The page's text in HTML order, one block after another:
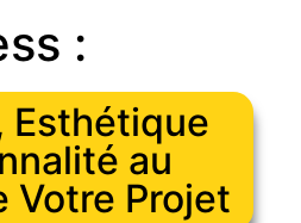
:
Esthétique
au
Votre Projet